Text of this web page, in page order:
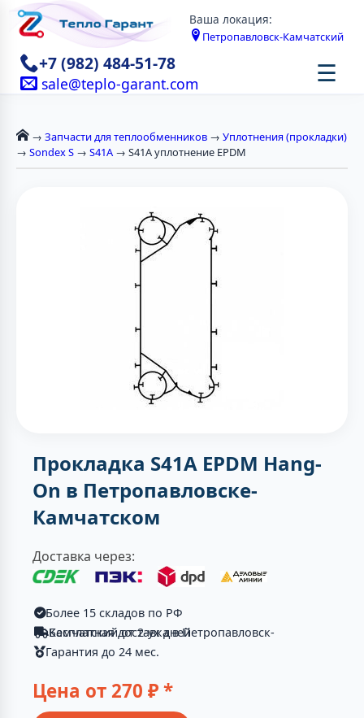
Ваша локация:
Петропавловск-Камчатский
+7 (982) 484-51-78
sale@teplo-garant.com ☰
→ Запчасти для теплообменников → Уплотнения (прокладки)
→ Sondex S → S41A → S41A уплотнение EPDM
Прокладка S41A EPDM Hang-
On в Петропавловске-
Камчатском
Доставка через:
Более 15 складов по РФ
Бесплатная доставка в Петропавловск-Камчатский от 2-ух дней
Гарантия до 24 мес.
Цена от 270 ₽ *